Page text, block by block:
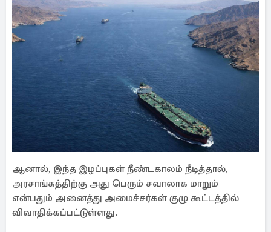
ஆனால், இந்த இழப்புகள் நீண்டகாலம் நீடித்தால்,
அரசாங்கத்திற்கு அது பெரும் சவாலாக மாறும்
என்பதும் அனைத்து அமைச்சர்கள் குழு கூட்டத்தில்
விவாதிக்கப்பட்டுள்ளது.